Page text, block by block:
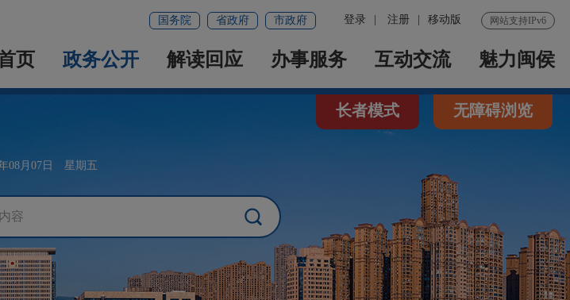
网站支持IPv6
登录 注册 移动版
国务院 省政府 市政府
页 政务公开 解读回应 办事服务 互动交流 魅力闽侯
08月07日 星期五
长者模式 无障碍浏览